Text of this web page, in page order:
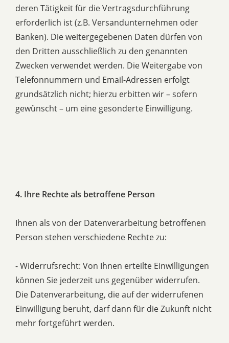
deren Tätigkeit für die Vertragsdurchführung
erforderlich ist (z.B. Versandunternehmen oder
Banken). Die weitergegebenen Daten dürfen von
den Dritten ausschließlich zu den genannten
Zwecken verwendet werden. Die Weitergabe von
Telefonnummern und Email-Adressen erfolgt
grundsätzlich nicht; hierzu erbitten wir – sofern
gewünscht – um eine gesonderte Einwilligung.
4. Ihre Rechte als betroffene Person
Ihnen als von der Datenverarbeitung betroffenen
Person stehen verschiedene Rechte zu:
- Widerrufsrecht: Von Ihnen erteilte Einwilligungen
können Sie jederzeit uns gegenüber widerrufen.
Die Datenverarbeitung, die auf der widerrufenen
Einwilligung beruht, darf dann für die Zukunft nicht
mehr fortgeführt werden.